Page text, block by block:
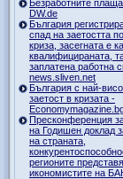
Безработните
DW.de
България
спад на заетостта
криза, засегната е
квалифицираната,
заплатена работна
news.sliven.net
България с най-
заетост в кризата -
Пресконференция
на Годишен доклад
на страната,
регионите
икономистите на